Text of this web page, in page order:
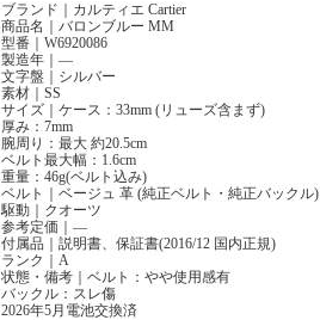
ブランド｜カルティエ Cartier
商品名｜バロンブルー MM
型番｜W6920086
製造年｜―
文字盤｜シルバー
素材｜SS
サイズ｜ケース：33mm (リューズ含まず)
厚み：7mm
腕周り：最大 約20.5cm
ベルト最大幅：1.6cm
重量：46g(ベルト込み)
ベルト｜ベージュ 革 (純正ベルト・純正バックル)
駆動｜クオーツ
参考定価｜―
付属品｜説明書、保証書(2016/12 国内正規)
ランク｜A
状態・備考｜ベルト：やや使用感有
バックル：スレ傷
2026年5月電池交換済